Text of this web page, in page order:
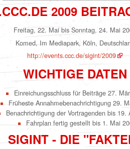
2009
Freitag, 22. Mai bis Sonntag, 24. Mai
Komed, Im Mediapark, Köln,
http://events.ccc.de/sigint/2009
WICHTIGE DATEN
Einreichungsschluss für Beiträge 27.
Früheste Annahmebenachrichtigung 29.
Benachrichtigung der Vortragenden bis 19.
Fahrplan fertig gestellt bis 1. Mai
SIGINT - DIE